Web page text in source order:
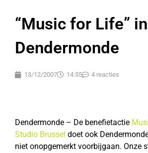
“Music for Life” in
Dendermonde
13/12/2007 14:55 4 reacties
Dendermonde – De benefietactie
Studio Brussel doet ook
niet onopgemerkt voorbijgaan. Onze